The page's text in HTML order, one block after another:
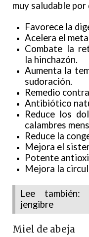
muy saludable
Favorece la
Acelera el
Combate la
la hinchazón.
Aumenta la
sudoración.
Remedio
Antibiótico
Reduce los
calambres
Reduce la
Mejora el
Potente
Mejora la
Lee también:
jengibre
Miel de abeja